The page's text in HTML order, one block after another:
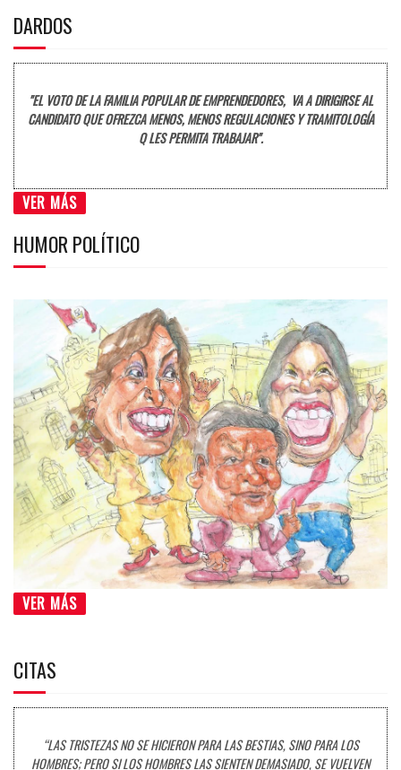
DARDOS
"EL VOTO DE LA FAMILIA POPULAR DE EMPRENDEDORES, VA A DIRIGIRSE AL
CANDIDATO QUE OFREZCA MENOS, MENOS REGULACIONES Y TRAMITOLOGÍA
Q LES PERMITA TRABAJAR".
VER MÁS
HUMOR POLÍTICO
VER MÁS
CITAS
“LAS TRISTEZAS NO SE HICIERON PARA LAS BESTIAS, SINO PARA LOS
HOMBRES; PERO SI LOS HOMBRES LAS SIENTEN DEMASIADO, SE VUELVEN